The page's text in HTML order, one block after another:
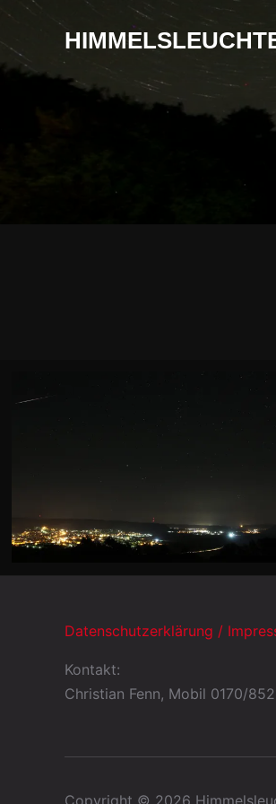
Datenschutzerklärung /
Kontakt:
Christian Fenn, Mobil 0170/
Copyright © 2026